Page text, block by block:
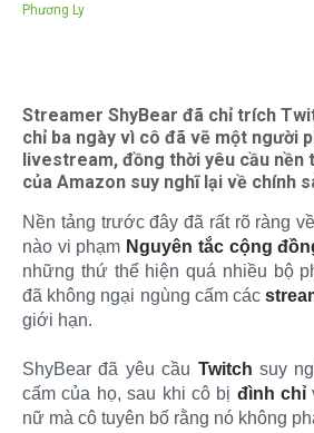
Phương Ly
Streamer ShyBear đã chỉ trích
chỉ ba ngày vì cô đã vẽ một người
livestream, đồng thời yêu cầu nền
của Amazon suy nghĩ lại về chính
Nền tảng trước đây đã rất rõ ràng
nào vi phạm Nguyên tắc cộng
những thứ thể hiện quá nhiều bộ
đã không ngại ngùng cấm các
giới hạn.
ShyBear đã yêu cầu Twitch suy
cấm của họ, sau khi cô bị đình chỉ
nữ mà cô tuyên bố rằng nó không